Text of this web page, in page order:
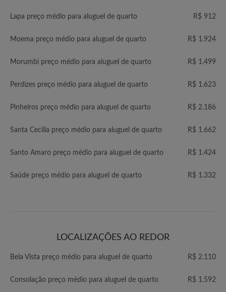
Lapa preço médio para aluguel de quarto R$ 912
Moema preço médio para aluguel de quarto R$ 1.924
Morumbi preço médio para aluguel de quarto R$ 1.499
Perdizes preço médio para aluguel de quarto R$ 1.623
Pinheiros preço médio para aluguel de quarto R$ 2.186
Santa Cecilia preço médio para aluguel de quarto R$ 1.662
Santo Amaro preço médio para aluguel de quarto R$ 1.424
Saúde preço médio para aluguel de quarto R$ 1.332
LOCALIZAÇÕES AO REDOR
Bela Vista preço médio para aluguel de quarto R$ 2.110
Consolação preço médio para aluguel de quarto R$ 1.592